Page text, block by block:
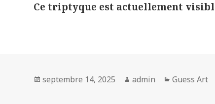
Ce triptyque est actuellement
Posted
septembre 14, 2025 Author
admin Categories
Guess Art